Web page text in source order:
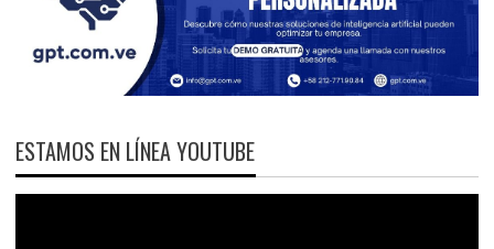
ESTAMOS EN LÍNEA YOUTUBE